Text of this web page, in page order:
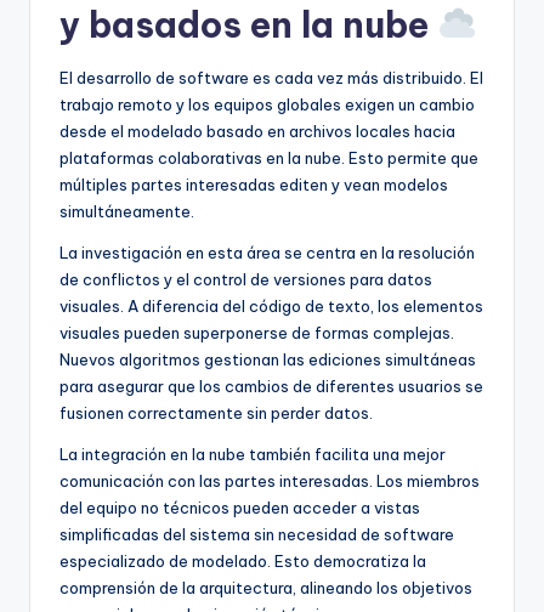
y basados en la nube
El desarrollo de software es cada vez más distribuido. El
trabajo remoto y los equipos globales exigen un cambio
desde el modelado basado en archivos locales hacia
plataformas colaborativas en la nube. Esto permite que
múltiples partes interesadas editen y vean modelos
simultáneamente.
La investigación en esta área se centra en la resolución
de conflictos y el control de versiones para datos
visuales. A diferencia del código de texto, los elementos
visuales pueden superponerse de formas complejas.
Nuevos algoritmos gestionan las ediciones simultáneas
para asegurar que los cambios de diferentes usuarios se
fusionen correctamente sin perder datos.
La integración en la nube también facilita una mejor
comunicación con las partes interesadas. Los miembros
del equipo no técnicos pueden acceder a vistas
simplificadas del sistema sin necesidad de software
especializado de modelado. Esto democratiza la
comprensión de la arquitectura, alineando los objetivos